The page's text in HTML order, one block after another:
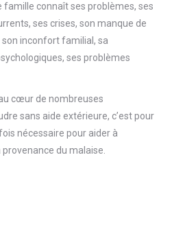
connaît ses problèmes, ses
ses crises, son manque de
inconfort familial, sa
ses problèmes
cœur de nombreuses
sans aide extérieure, c’est pour
nécessaire pour aider à
du malaise.